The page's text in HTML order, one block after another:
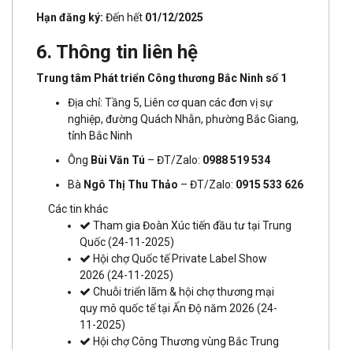
Hạn đăng ký: Đến hết 01/12/2025
6. Thông tin liên hệ
Trung tâm Phát triển Công thương Bắc Ninh số 1
Địa chỉ: Tầng 5, Liên cơ quan các đơn vị sự
nghiệp, đường Quách Nhẫn, phường Bắc Giang,
tỉnh Bắc Ninh
Ông Bùi Văn Tú – ĐT/Zalo: 0988 519 534
Bà Ngô Thị Thu Thảo – ĐT/Zalo: 0915 533 626
Các tin khác
Tham gia Đoàn Xúc tiến đầu tư tại Trung
Quốc(24-11-2025)
Hội chợ Quốc tế Private Label Show
2026 (24-11-2025)
Chuỗi triển lãm & hội chợ thương mại
quy mô quốc tế tại Ấn Độ năm 2026 (24-
11-2025)
Hội chợ Công Thương vùng Bắc Trung